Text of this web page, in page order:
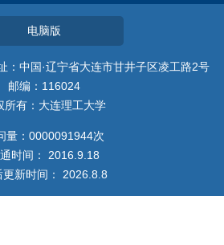
电脑版
：中国·辽宁省大连市甘井子区凌工路2号
邮编：116024
所有：大连理工大学
量： 0000091944次
时间： 2016 9 18
新时间： 2026 8 8